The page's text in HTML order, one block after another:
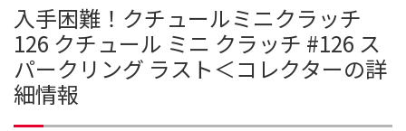
入手困難！クチュールミニクラッチ
126 クチュール ミニ クラッチ #126 ス
パークリング ラスト＜コレクターの詳
細情報